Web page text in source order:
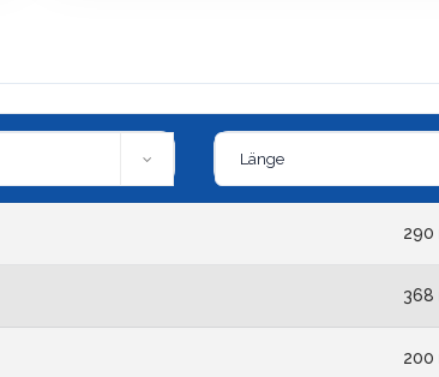
290
368
200